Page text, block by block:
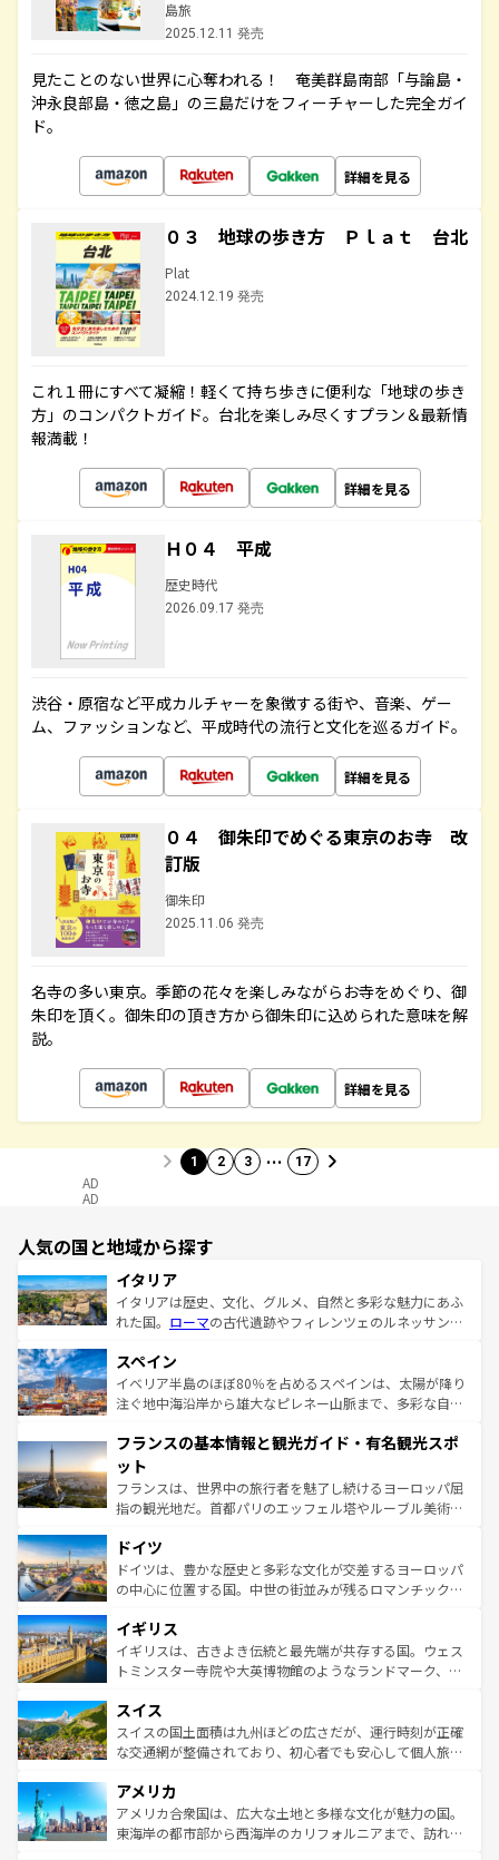
島旅
2025.12.11 発売
見たことのない世界に心奪われる！ 奄美群島南部「与論島・
沖永良部島・徳之島」の三島だけをフィーチャーした完全ガイ
ド。
詳細を見る
０３ 地球の歩き方 Ｐｌａｔ 台北
Plat
2024.12.19 発売
これ１冊にすべて凝縮！軽くて持ち歩きに便利な「地球の歩き
方」のコンパクトガイド。台北を楽しみ尽くすプラン＆最新情
報満載！
詳細を見る
Ｈ０４ 平成
歴史時代
2026.09.17 発売
渋谷・原宿など平成カルチャーを象徴する街や、音楽、ゲー
ム、ファッションなど、平成時代の流行と文化を巡るガイド。
詳細を見る
０４ 御朱印でめぐる東京のお寺 改
訂版
御朱印
2025.11.06 発売
名寺の多い東京。季節の花々を楽しみながらお寺をめぐり、御
朱印を頂く。御朱印の頂き方から御朱印に込められた意味を解
説。
詳細を見る
1 2 3 … 17
AD
AD
人気の国と地域から探す
イタリア
イタリアは歴史、文化、グルメ、自然と多彩な魅力にあふ
れた国。 ローマの古代遺跡やフィレンツェのルネッサンス
ろん、トスカーナの美しい田園風景やアマルフィ海岸の絶
景など、自然景観も見逃せない。観光の合間には、本場の
ピザやパスタなど、絶品のイタリア料理を堪能することも
ませてくれるイタリアで、忘れられない旅をしてみよう！
なお、新着のイタリア情報は
しい。
スペイン
イベリア半島のほぼ80％を占めるスペインは、太陽が降り
注ぐ地中海沿岸から雄大なピレネー山脈まで、多彩な自然
文化が根付くこの国では、情熱的なフラメンコ、熱気あふ
れる闘牛、そして美味しいタパスが生活の一部となってい
る。首都マドリードの洗練された雰囲気や、バルセロナの
アートに溢れた街角から、地方では古代ローマ遺跡や中世
せる。地方によって風土や気候が異なるスペインはその個
性で訪れる人を魅了する。 なお、新着のスペイン情報は コ
ンテンツ一覧を参照してほしい。
フランスの基本情報と観光ガイド・有名観光スポ
ット
フランスは、世界中の旅行者を魅了し続けるヨーロッパ屈
指の観光地だ。首都パリのエッフェル塔やルーブル美術館
で、幅広い魅力が詰まっている。華麗な宮殿、歴史的な大
聖堂、美しいビーチ、そして豊かな自然が、訪れる者を心
から魅了する。また、フランスは美食の国としても知ら
いる。シャンパンの発祥地であるランス、プロヴァンスの
香り高いラベンダー畑など、多彩な楽しみ方が可能だ。さ
らに、パリ以外の地域にも魅力が溢れており、どの街角に
れる地方に足を運ぶとそれぞれで全く異なる文化を体験で
きるだろう。 なお、新着のフランス情報はコンテンツ一覧
を参照してほしい。
ドイツ
ドイツは、豊かな歴史と多彩な文化が交差するヨーロッパ
の中心に位置する国。中世の街並みが残るロマンチック街
顔を持つこの国は、どこを歩いても飽きることがない。ベ
ルリンの文化的活気、バイエルン州のアルプスの絶景、そ
してライン川沿いのワイン畑といった風景は必見。ビール
は、お酒好きな人にはぜひ体験してほしい。 なお、新着の
ドイツ情報はコンテンツ一覧を参照してほしい。
イギリス
イギリスは、古きよき伝統と最先端が共存する国。ウェス
トミンスター寺院や大英博物館のようなランドマーク、歴
リアごとに異なる魅力がある。また、優雅なアフタヌーン
ティー、ビール好きにはたまらない英国パブ、サッカー観
戦など、本場だからこそできる体験も豊富。イギリスを旅
ンツ一覧を参照してほしい。
スイス
スイスの国土面積は九州ほどの広さだが、運行時刻が正確
な交通網が整備されており、初心者でも安心して個人旅行
の建物がそのまま残る町や、スイスならではのユニークな
博物館もあり、アルプス観光だけでなく町歩きも満喫する
ことができる。国民の所得が高いため物価も高いが、旅行
アメリカ
アメリカ合衆国は、広大な土地と多様な文化が魅力の国。
東海岸の都市部から西海岸のカリフォルニアまで、訪れる